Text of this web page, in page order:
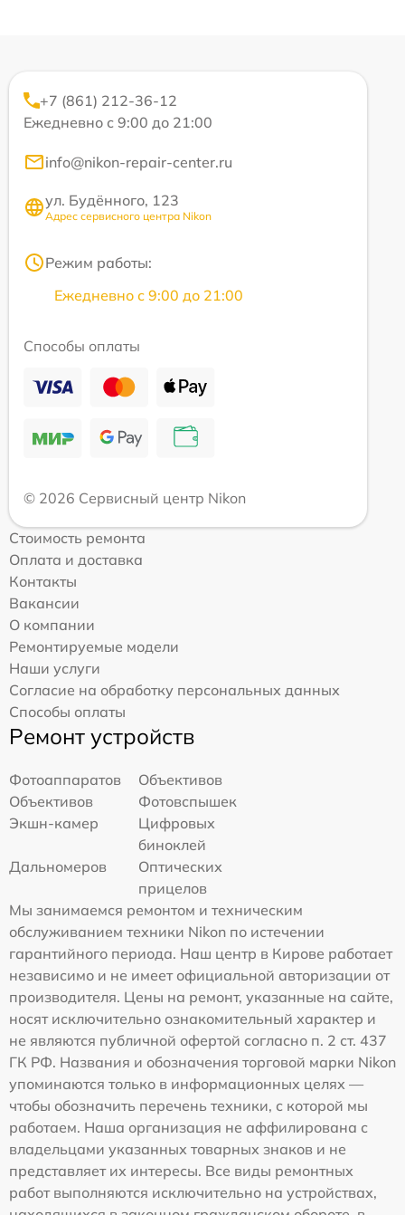
+7 (861) 212-36-12
Ежедневно с 9:00 до 21:00
info@nikon-repair-center.ru
ул. Будённого, 123
Адрес сервисного центра Nikon
Режим работы:
Ежедневно с 9:00 до 21:00
Способы оплаты
© 2026 Сервисный центр Nikon
Стоимость ремонта
Оплата и доставка
Контакты
Вакансии
О компании
Ремонтируемые модели
Наши услуги
Согласие на обработку персональных данных
Способы оплаты
Ремонт устройств
Фотоаппаратов
Объективов
Объективов
Фотовспышек
Экшн-камер
Цифровых
биноклей
Дальномеров
Оптических
прицелов
Мы занимаемся ремонтом и техническим
обслуживанием техники Nikon по истечении
гарантийного периода. Наш центр в Кирове работает
независимо и не имеет официальной авторизации от
производителя. Цены на ремонт, указанные на сайте,
носят исключительно ознакомительный характер и
не являются публичной офертой согласно п. 2 ст. 437
ГК РФ. Названия и обозначения торговой марки Nikon
упоминаются только в информационных целях —
чтобы обозначить перечень техники, с которой мы
работаем. Наша организация не аффилирована с
владельцами указанных товарных знаков и не
представляет их интересы. Все виды ремонтных
работ выполняются исключительно на устройствах,